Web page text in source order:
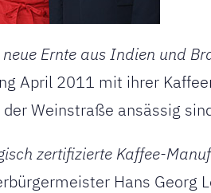
Ernte aus Indien und
April 2011 mit ihrer
Weinstraße ansässig
zertifizierte Kaffee-
Hans Georg